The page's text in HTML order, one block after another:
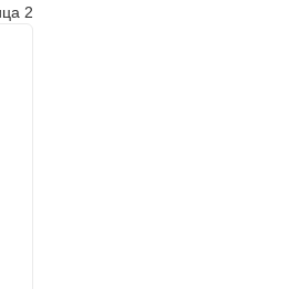
2